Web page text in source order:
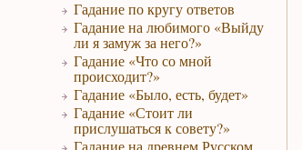
Гадание по кругу ответов
Гадание на любимого «Выйду
ли я замуж за него?»
Гадание «Что со мной
происходит?»
Гадание «Было, есть, будет»
Гадание «Стоит ли
прислушаться к совету?»
Гадание на древнем Русском